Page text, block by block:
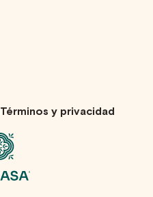
Términos y privacidad